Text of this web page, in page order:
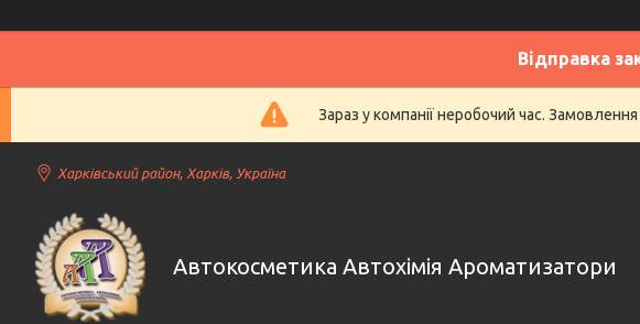
Відправка
Зараз у компанії неробочий час.
Харківський район, Харків, Україна
Автокосметика Автохімія Ароматизатори